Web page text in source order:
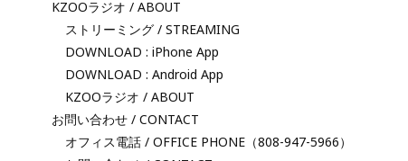
KZOOラジオ / ABOUT
ストリーミング / STREAMING
DOWNLOAD : iPhone App
DOWNLOAD : Android App
KZOOラジオ / ABOUT
お問い合わせ / CONTACT
オフィス電話 / OFFICE PHONE（808-947-5966）